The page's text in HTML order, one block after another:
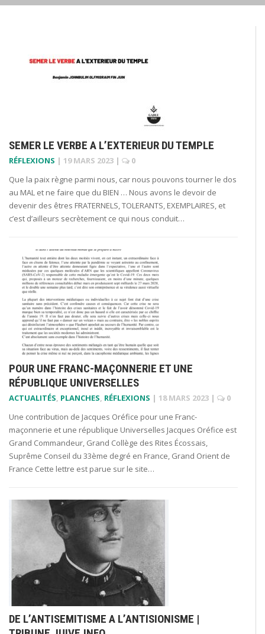
SEMER LE VERBE A L’EXTERIEUR DU TEMPLE
RÉFLEXIONS | 19 MARS 2023 |
0
Que la paix règne parmi nous, car nous pouvons tourner le dos
au MAL et ne faire que du BIEN … Nous avons le devoir de
devenir des êtres FRATERNELS, TOLERANTS, EXEMPLAIRES, et
c’est d’ailleurs secrètement ce qui nous conduit…
POUR UNE FRANC-MAÇONNERIE ET UNE
RÉPUBLIQUE UNIVERSELLES
ACTUALITÉS, PLANCHES, RÉFLEXIONS | 18 MARS 2023 |
0
Une contribution de Jacques Oréfice pour une Franc-
maçonnerie et une république Universelles Jacques Oréfice est
Grand Commandeur, Grand Collège des Rites Écossais,
Suprême Conseil du 33ème degré en France, Grand Orient de
France Cette lettre est parue sur le site…
DE L’ANTISEMITISME A L’ANTISIONISME |